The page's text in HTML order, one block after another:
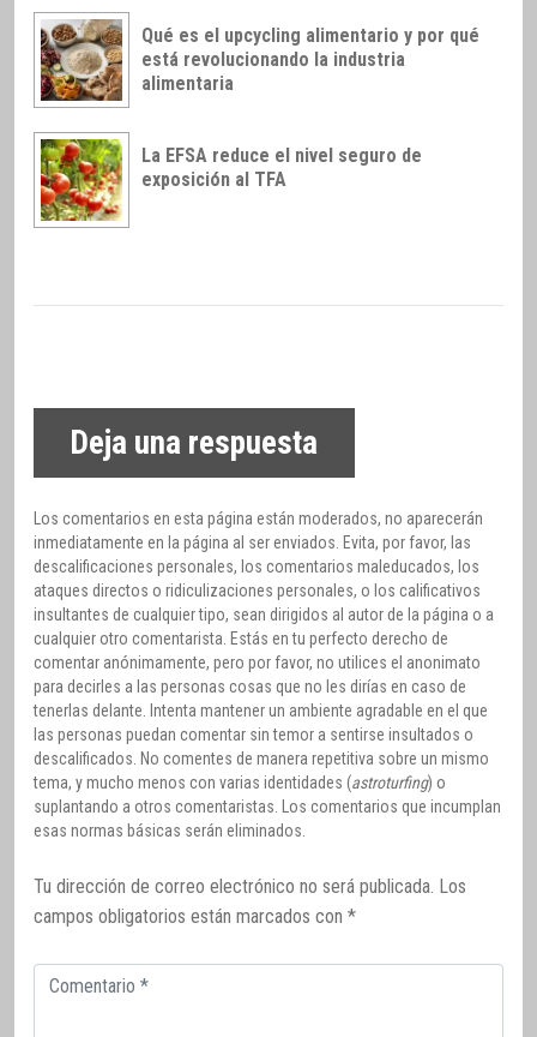
Qué es el upcycling alimentario y por qué
está revolucionando la industria
alimentaria
La EFSA reduce el nivel seguro de
exposición al TFA
Deja una respuesta
Los comentarios en esta página están moderados, no aparecerán
inmediatamente en la página al ser enviados. Evita, por favor, las
descalificaciones personales, los comentarios maleducados, los
ataques directos o ridiculizaciones personales, o los calificativos
insultantes de cualquier tipo, sean dirigidos al autor de la página o a
cualquier otro comentarista. Estás en tu perfecto derecho de
comentar anónimamente, pero por favor, no utilices el anonimato
para decirles a las personas cosas que no les dirías en caso de
tenerlas delante. Intenta mantener un ambiente agradable en el que
las personas puedan comentar sin temor a sentirse insultados o
descalificados. No comentes de manera repetitiva sobre un mismo
tema, y mucho menos con varias identidades (astroturfing) o
suplantando a otros comentaristas. Los comentarios que incumplan
esas normas básicas serán eliminados.
Tu dirección de correo electrónico no será publicada. Los
campos obligatorios están marcados con *
Comentario